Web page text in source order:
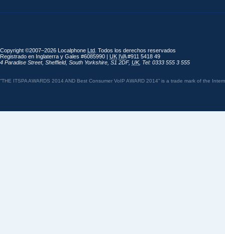
Copyright ©2007–2026 Localphone Ltd . Todos los derechos reservados
Registrado en Inglaterra y Gales #6085990 | UK IVA#911 5418 49
4 Paradise Street, Sheffield, South Yorkshire S1 2DF, UK, Tel: 0333 555 3 555
“THE ITSPA AWARDS 2014 AND Best Consumer VoIP AWARD 2014” is a trade mark of the